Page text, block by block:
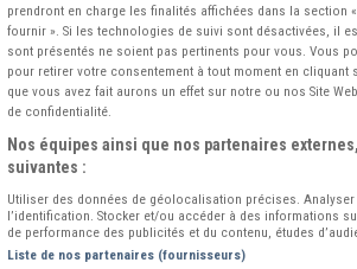
prendront en charge les finalités affichées dans la
fournir ». Si les technologies de suivi sont désactivées, il
sont présentés ne soient pas pertinents pour vous. Vous
pour retirer votre consentement à tout moment en
que vous avez fait aurons un effet sur notre ou nos Site
de confidentialité.
Nos équipes ainsi que nos partenaires
suivantes :
Utiliser des données de géolocalisation précises.
l’identification. Stocker et/ou accéder à des informations
de performance des publicités et du contenu, études
Liste de nos partenaires (fournisseurs)